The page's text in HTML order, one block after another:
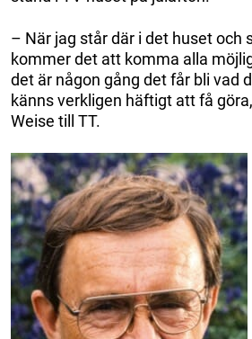
– När jag står där i det huset och
kommer det att komma alla
det är någon gång det får bli vad
känns verkligen häftigt att få
Weise till TT.